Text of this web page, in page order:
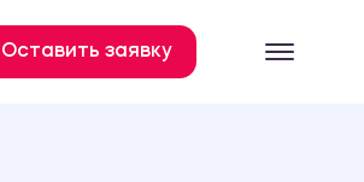
Оставить заявку